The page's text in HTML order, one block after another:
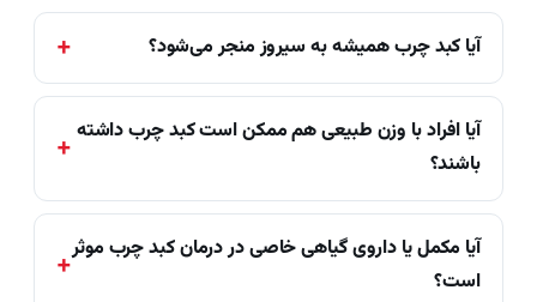
آیا کبد چرب همیشه به سیروز منجر می‌شود؟
آیا افراد با وزن طبیعی هم ممکن است کبد چرب داشته
باشند؟
آیا مکمل یا داروی گیاهی خاصی در درمان کبد چرب موثر
است؟